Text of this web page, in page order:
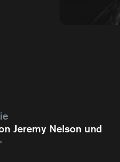
Jeremy Nelson und